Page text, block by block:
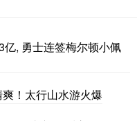
, 勇士连签梅尔顿小佩
！太行山水游火爆